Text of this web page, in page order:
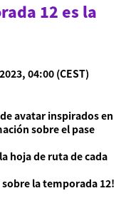
12 es la
04:00 (CEST)
avatar inspirados en
sobre el pase
hoja de ruta de cada
la temporada 12!